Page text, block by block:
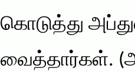
கொடுத்து
வைத்தார்கள்.